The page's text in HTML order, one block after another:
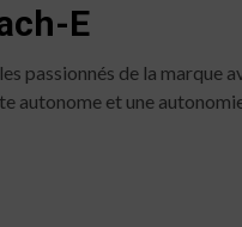
E
passionnés de la
autonome et une